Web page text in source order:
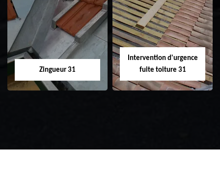
Etanchéité toiture
31
Réparation de
toiture 31
Zingueur 31
Intervention d'urgence
fuite toiture 31